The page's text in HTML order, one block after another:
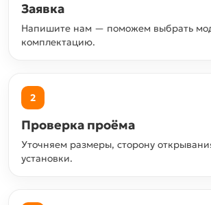
Заявка
Напишите нам — поможем выбрать
комплектацию.
2
Проверка проёма
Уточняем размеры, сторону
установки.